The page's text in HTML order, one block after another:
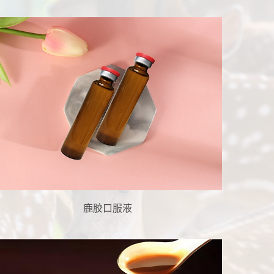
鹿胶口服液